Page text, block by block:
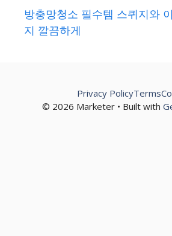
방충망청소 필수템 스퀴지와
지 깔끔하게
© 2026 Marketer • Built with
Privacy PolicyTerms